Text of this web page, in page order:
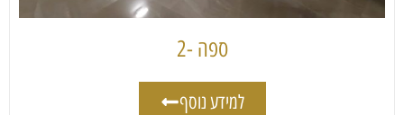
ספה -2
למידע נוסף